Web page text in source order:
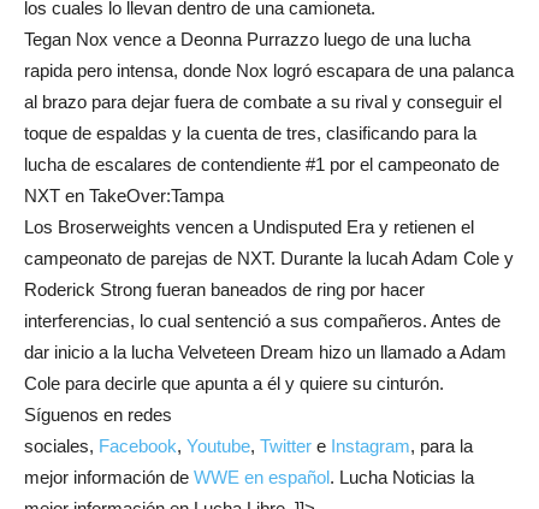
los cuales lo llevan dentro de una camioneta.
Tegan Nox vence a Deonna Purrazzo luego de una lucha
rapida pero intensa, donde Nox logró escapara de una palanca
al brazo para dejar fuera de combate a su rival y conseguir el
toque de espaldas y la cuenta de tres, clasificando para la
lucha de escalares de contendiente #1 por el campeonato de
NXT en TakeOver:Tampa
Los Broserweights vencen a Undisputed Era y retienen el
campeonato de parejas de NXT. Durante la lucah Adam Cole y
Roderick Strong fueran baneados de ring por hacer
interferencias, lo cual sentenció a sus compañeros. Antes de
dar inicio a la lucha Velveteen Dream hizo un llamado a Adam
Cole para decirle que apunta a él y quiere su cinturón.
Síguenos en redes
sociales, Facebook, Youtube, Twitter e Instagram, para la
mejor información de WWE en español. Lucha Noticias la